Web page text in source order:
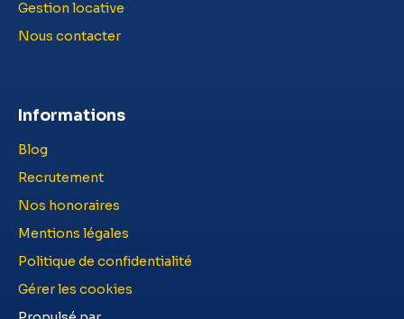
Gestion locative
Nous contacter
Informations
Blog
Recrutement
Nos honoraires
Mentions légales
Politique de confidentialité
Gérer les cookies